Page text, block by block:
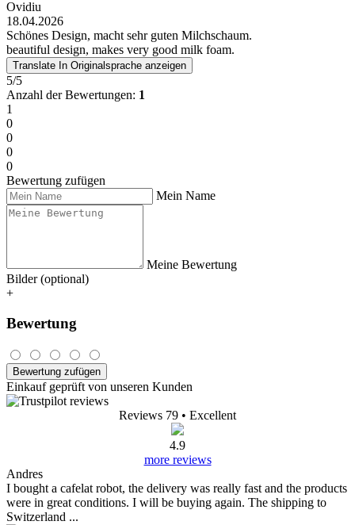
Ovidiu
18.04.2026
Schönes Design, macht sehr guten Milchschaum.
beautiful design, makes very good milk foam.
Translate In Originalsprache anzeigen
5/5
Anzahl der Bewertungen: 1
1
0
0
0
0
Bewertung zufügen
Mein Name
Meine Bewertung
Bilder (optional)
+
Bewertung
Bewertung zufügen
Einkauf geprüft von unseren Kunden
Reviews 79 • Excellent
4.9
more reviews
Andres
I bought a cafelat robot, the delivery was really fast and the products
were in great conditions. I will be buying again. The shipping to
Switzerland ...